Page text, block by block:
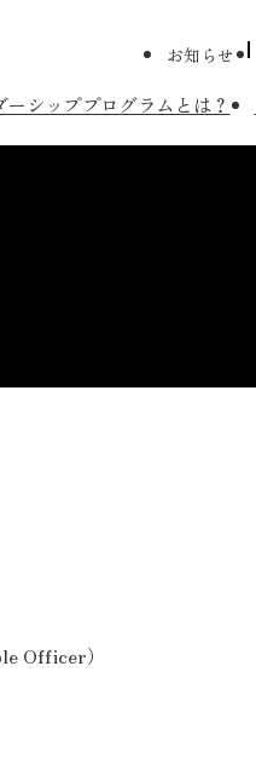
お知らせ
シッププログラムとは？
Officer）